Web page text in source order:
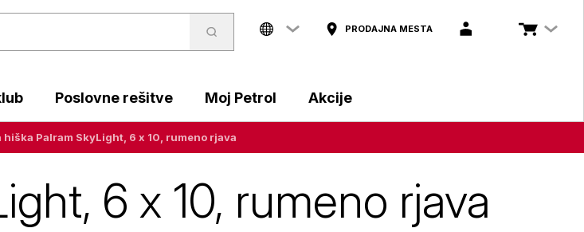
PRODAJNA MESTA
Poslovne rešitve Moj Petrol Akcije
hiška Palram SkyLight, 6 x 10, rumeno rjava
6 x 10, rumeno rjava